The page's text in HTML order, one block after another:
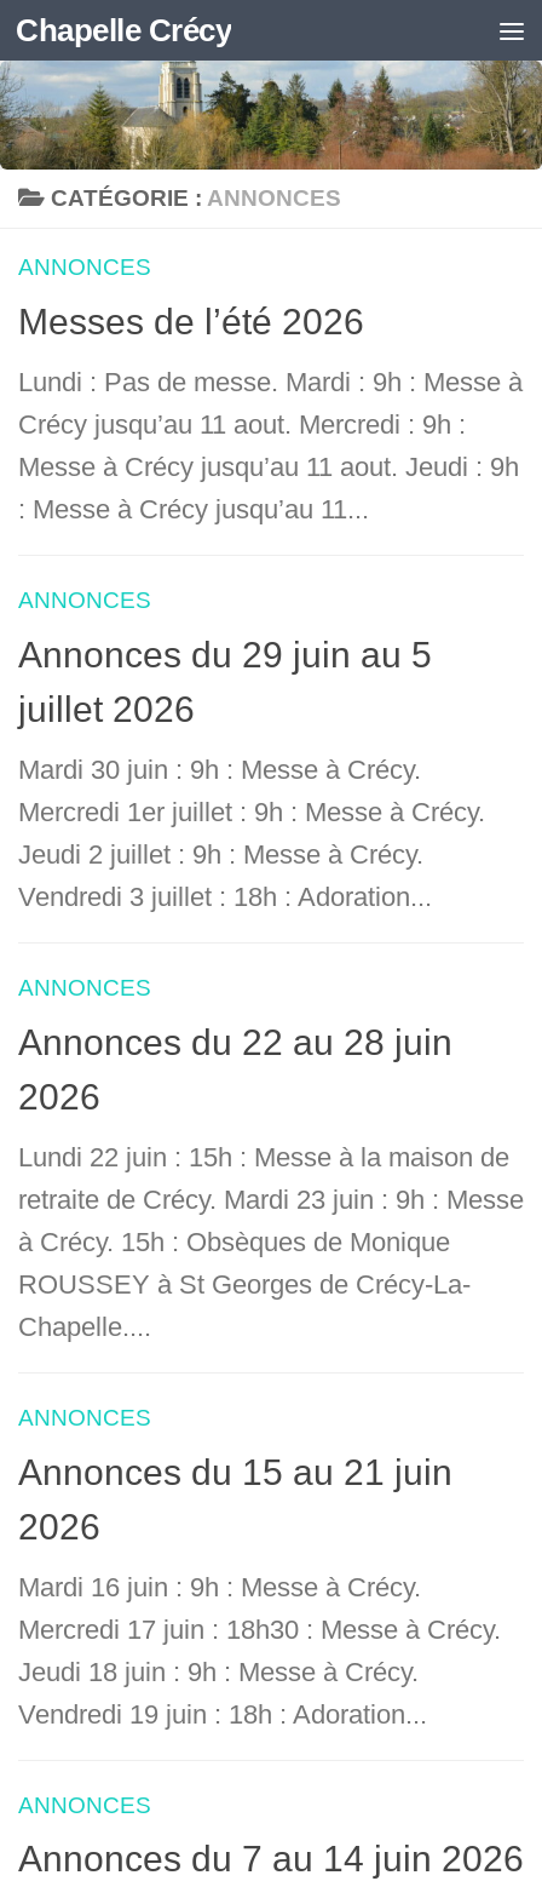
Skip to content
Chapelle Crécy
CATÉGORIE :ANNONCES
ANNONCES
Messes de l’été 2026
Lundi : Pas de messe. Mardi : 9h : Messe à
Crécy jusqu’au 11 aout. Mercredi : 9h :
Messe à Crécy jusqu’au 11 aout. Jeudi : 9h
: Messe à Crécy jusqu’au 11...
ANNONCES
Annonces du 29 juin au 5
juillet 2026
Mardi 30 juin : 9h : Messe à Crécy.
Mercredi 1er juillet : 9h : Messe à Crécy.
Jeudi 2 juillet : 9h : Messe à Crécy.
Vendredi 3 juillet : 18h : Adoration...
ANNONCES
Annonces du 22 au 28 juin
2026
Lundi 22 juin : 15h : Messe à la maison de
retraite de Crécy. Mardi 23 juin : 9h : Messe
à Crécy. 15h : Obsèques de Monique
ROUSSEY à St Georges de Crécy-La-
Chapelle....
ANNONCES
Annonces du 15 au 21 juin
2026
Mardi 16 juin : 9h : Messe à Crécy.
Mercredi 17 juin : 18h30 : Messe à Crécy.
Jeudi 18 juin : 9h : Messe à Crécy.
Vendredi 19 juin : 18h : Adoration...
ANNONCES
Annonces du 7 au 14 juin 2026